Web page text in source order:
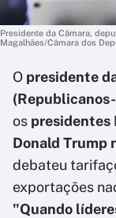
Presidente da Câmara,
Magalhães/Câmara dos
O presidente
os presidentes
Donald Trump
debateu
exportações
"Quando